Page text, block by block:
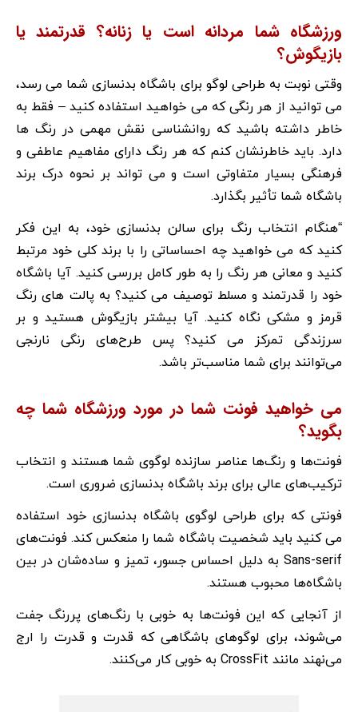
ورزشگاه شما مردانه است یا زنانه؟ قدرتمند یا
بازیگوش؟
وقتی نوبت به طراحی لوگو برای باشگاه بدنسازی شما می رسد،
می توانید از هر رنگی که می خواهید استفاده کنید – فقط به
خاطر داشته باشید که روانشناسی نقش مهمی در رنگ ها
دارد. باید خاطرنشان کنم که هر رنگ دارای مفاهیم عاطفی و
فرهنگی بسیار متفاوتی است و می تواند بر نحوه درک برند
باشگاه شما تأثیر بگذارد.
“هنگام انتخاب رنگ برای سالن بدنسازی خود، به این فکر
کنید که می خواهید چه احساساتی را با برند کلی خود مرتبط
کنید و معانی هر رنگ را به طور کامل بررسی کنید. آیا باشگاه
خود را قدرتمند و مسلط توصیف می کنید؟ به پالت های رنگ
قرمز و مشکی نگاه کنید. آیا بیشتر بازیگوش هستید و بر
سرزندگی تمرکز می کنید؟ پس طرح‌های رنگی نارنجی
می‌توانند برای شما مناسب‌تر باشد.
می خواهید فونت شما در مورد ورزشگاه شما چه
بگوید؟
فونت‌ها و رنگ‌ها عناصر سازنده لوگوی شما هستند و انتخاب
ترکیب‌های عالی برای برند باشگاه بدنسازی ضروری است.
فونتی که برای طراحی لوگوی باشگاه بدنسازی خود استفاده
می کنید باید شخصیت باشگاه شما را منعکس کند. فونت‌های
Sans-serif به دلیل احساس جسور، تمیز و ساده‌شان در بین
باشگاه‌ها محبوب هستند.
از آنجایی که این فونت‌ها به خوبی با رنگ‌های پررنگ جفت
می‌شوند، برای لوگوهای باشگاهی که قدرت و قدرت را ارج
می‌نهند مانند CrossFit به خوبی کار می‌کنند.